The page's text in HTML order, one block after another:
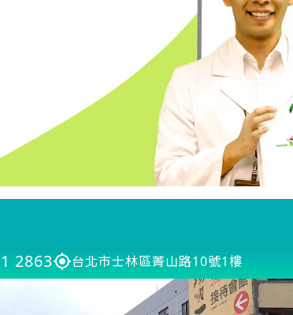
2863 台北市士林區菁山路10號1樓